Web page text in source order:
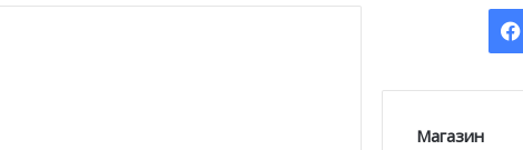
Магазин